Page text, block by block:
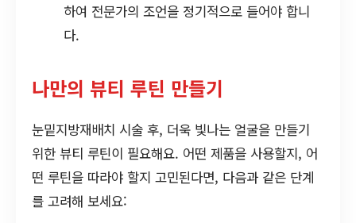
하여 전문가의 조언을 정기적으로 들어야 합니
다.
나만의 뷰티 루틴 만들기
눈밑지방재배치 시술 후, 더욱 빛나는 얼굴을 만들기
위한 뷰티 루틴이 필요해요. 어떤 제품을 사용할지, 어
떤 루틴을 따라야 할지 고민된다면, 다음과 같은 단계
를 고려해 보세요: